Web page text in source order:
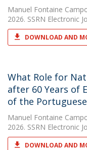
Manuel Fontaine
2026. SSRN Electronic
DOWNLOAD AND
What Role for
after 60 Years of
of the
Manuel Fontaine
2026. SSRN Electronic
DOWNLOAD AND